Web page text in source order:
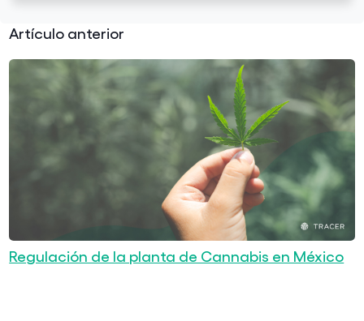
Artículo anterior
Regulación de la planta de Cannabis en México